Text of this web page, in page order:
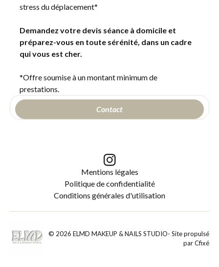
Contact
stress du déplacement*
Demandez votre devis séance à domicile et
préparez-vous en toute sérénité, dans un cadre
qui vous est cher.
*Offre soumise à un montant minimum de
prestations.
Mentions légales
Politique de confidentialité
Conditions générales d'utilisation
© 2026 ELMD MAKEUP & NAILS STUDIO- Site propulsé
parCfixé